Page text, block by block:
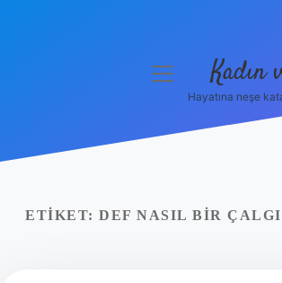
Yasal Uyarı
menüyü
Kadın
Hayatına neşe
ETIKET: DEF NASIL BIR